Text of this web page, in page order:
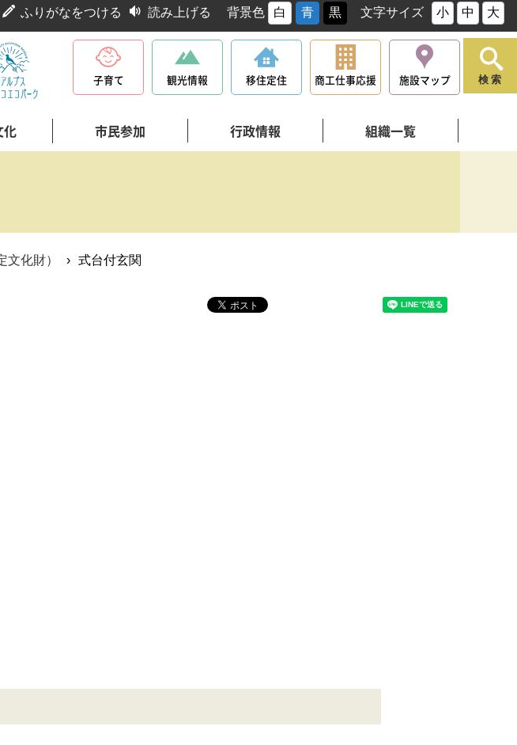
ふりがなをつける 読み上げる 背景色 白 青 黒 文字サイズ 小 中 大
子育て 観光情報 移住定住 商工仕事応援 施設マップ
化 市民参加 行政情報 組織一覧
検索
化財） › 式台付玄関